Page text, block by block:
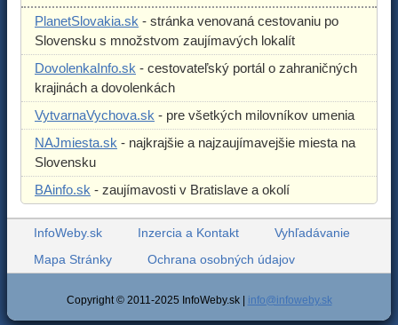
PlanetSlovakia.sk - stránka venovaná cestovaniu po
Slovensku s množstvom zaujímavých lokalít
DovolenkaInfo.sk - cestovateľský portál o zahraničných
krajinách a dovolenkách
VytvarnaVychova.sk - pre všetkých milovníkov umenia
NAJmiesta.sk - najkrajšie a najzaujímavejšie miesta na
Slovensku
BAinfo.sk - zaujímavosti v Bratislave a okolí
InfoWeby.sk Inzercia a Kontakt
Vyhľadávanie
Mapa Stránky
Ochrana osobných údajov
Copyright © 2011-2025 InfoWeby.sk | info@infoweby.sk